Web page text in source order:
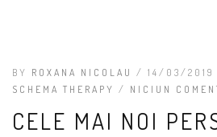
BY ROXANA NICOLAU / 14/03/
SCHEMA THERAPY / NICIUN
CELE MAI NOI